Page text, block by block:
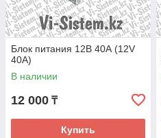
Блок питания 12В 40А (12V
40A)
В наличии
12 000 ₸
Купить